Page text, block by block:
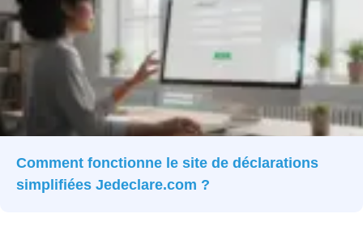
Comment fonctionne le site de déclarations
simplifiées Jedeclare.com ?